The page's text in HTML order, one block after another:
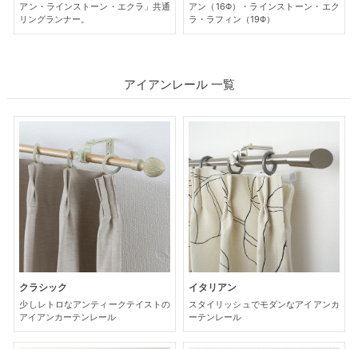
アン・ラインストーン・エクラ」共通
リングランナー。
アン（16Φ）・ラインストーン・エク
ラ・ラフィン（19Φ）
アイアンレール 一覧
クラシック
少しレトロなアンティークテイストの
アイアンカーテンレール
イタリアン
スタイリッシュでモダンなアイアンカ
ーテンレール